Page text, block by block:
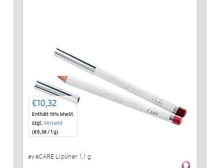
€10,32
Enthält 19% MwSt.
zzgl. Versand
(€9,38/ 1 g)
eyeCARE Lipliner 1,1 g